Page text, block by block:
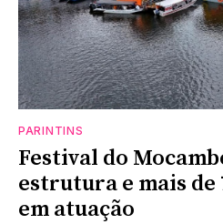
PARINTINS
Festival do
estrutura e mais
em atuação